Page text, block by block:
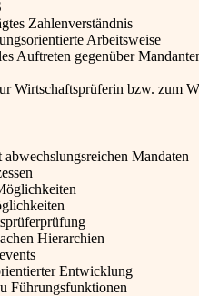
Zahlenverständnis
Arbeitsweise
Auftreten gegenüber
Wirtschaftsprüferin bzw. zum
Mandaten
Hierarchien
Entwicklung
Führungsfunktionen